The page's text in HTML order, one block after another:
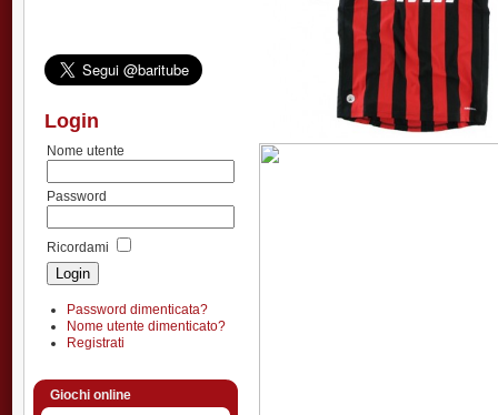
Login
Nome utente
Password
Ricordami
Password dimenticata?
Nome utente dimenticato?
Registrati
Giochi online